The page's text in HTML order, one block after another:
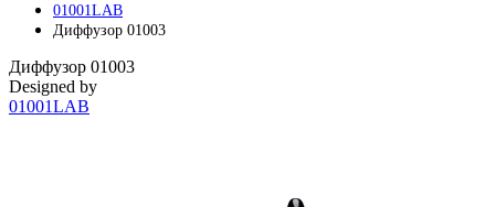
01001LAB
Диффузор 01003
Диффузор 01003
Designed by
01001LAB